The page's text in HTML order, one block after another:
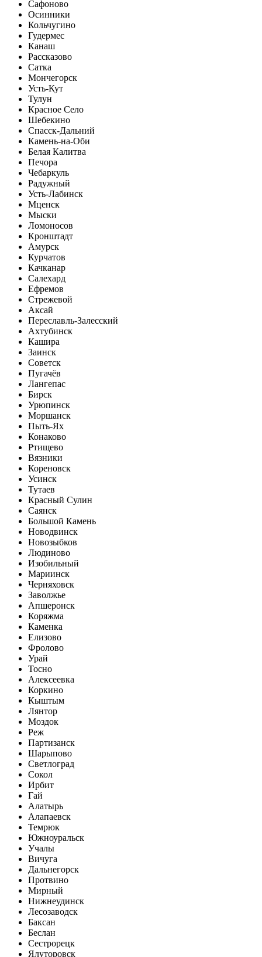
Сафоново
Осинники
Кольчугино
Гудермес
Канаш
Рассказово
Сатка
Мончегорск
Усть-Кут
Тулун
Красное Село
Шебекино
Спасск-Дальний
Камень-на-Оби
Белая Калитва
Печора
Чебаркуль
Радужный
Усть-Лабинск
Мценск
Мыски
Ломоносов
Кронштадт
Амурск
Курчатов
Качканар
Салехард
Ефремов
Стрежевой
Аксай
Переславль-Залесский
Ахтубинск
Кашира
Заинск
Советск
Пугачёв
Лангепас
Бирск
Урюпинск
Моршанск
Пыть-Ях
Конаково
Ртищево
Вязники
Кореновск
Усинск
Тутаев
Красный Сулин
Саянск
Большой Камень
Новодвинск
Новозыбков
Людиново
Изобильный
Мариинск
Черняховск
Заволжье
Апшеронск
Коряжма
Каменка
Елизово
Фролово
Урай
Тосно
Алексеевка
Коркино
Кыштым
Лянтор
Моздок
Реж
Партизанск
Шарыпово
Светлоград
Сокол
Ирбит
Гай
Алатырь
Алапаевск
Темрюк
Южноуральск
Учалы
Вичуга
Дальнегорск
Протвино
Мирный
Нижнеудинск
Лесозаводск
Баксан
Беслан
Сестрорецк
Ялуторовск